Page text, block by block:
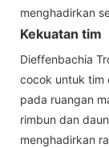
menghadirkan
Kekuatan tim
Dieffenbachia
cocok untuk tim
pada ruangan
rimbun dan
menghadirkan